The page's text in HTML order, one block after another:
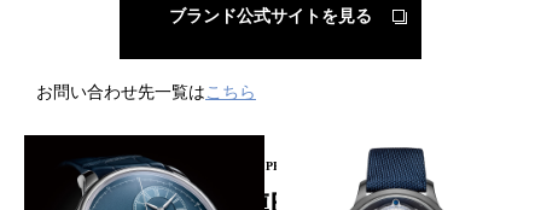
ブランド公式サイトを見る
お問い合わせ先一覧はこちら
PICKUP PRODUCT